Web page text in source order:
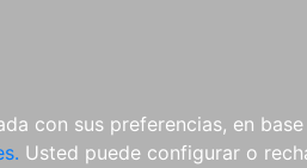
con sus preferencias, en
Usted puede configurar o